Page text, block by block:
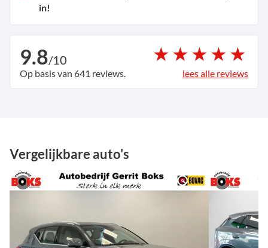
in!
9.8/10
Op basis van 641 reviews. lees alle reviews
Vergelijkbare auto's